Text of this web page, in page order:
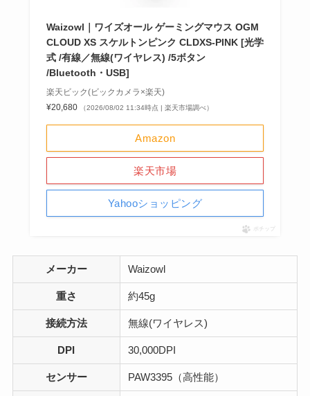
Waizowl｜ワイズオール ゲーミングマウス OGM
CLOUD XS スケルトンピンク CLDXS-PINK [光学
式 /有線／無線(ワイヤレス) /5ボタン
/Bluetooth・USB]
楽天ビック(ビックカメラ×楽天)
¥20,680
（2026/08/02 11:34時点 | 楽天市場調べ）
Amazon
楽天市場
Yahooショッピング
ポチップ
メーカー Waizowl
重さ 約45g
接続方法 無線(ワイヤレス)
DPI 30,000DPI
センサー PAW3395（高性能）